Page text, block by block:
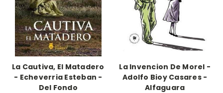
La Cautiva, El Matadero
- Echeverria Esteban -
Del Fondo
La Invencion De Morel -
Adolfo Bioy Casares -
Alfaguara